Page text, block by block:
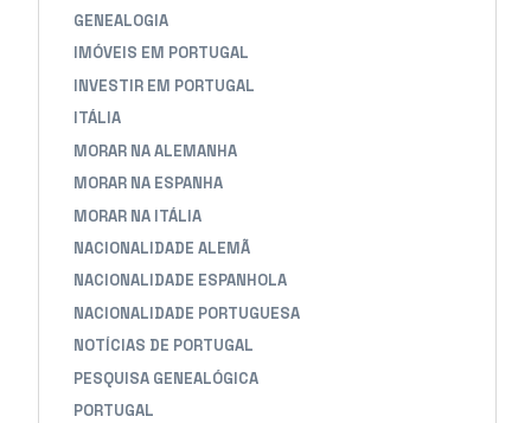
GENEALOGIA
IMÓVEIS EM PORTUGAL
INVESTIR EM PORTUGAL
ITÁLIA
MORAR NA ALEMANHA
MORAR NA ESPANHA
MORAR NA ITÁLIA
NACIONALIDADE ALEMÃ
NACIONALIDADE ESPANHOLA
NACIONALIDADE PORTUGUESA
NOTÍCIAS DE PORTUGAL
PESQUISA GENEALÓGICA
PORTUGAL